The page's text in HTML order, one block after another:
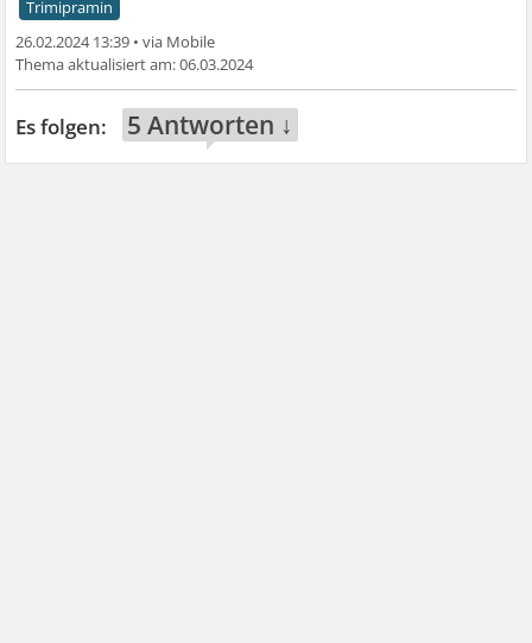
Trimipramin
26.02.2024 13:39 •
06.03.2024
5 Antworten ↓